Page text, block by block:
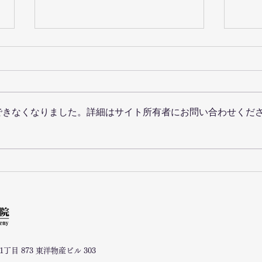
なくなりました。詳細はサイト所有者にお問い合わせくださ
丁目 873 東洋物産ビル 303